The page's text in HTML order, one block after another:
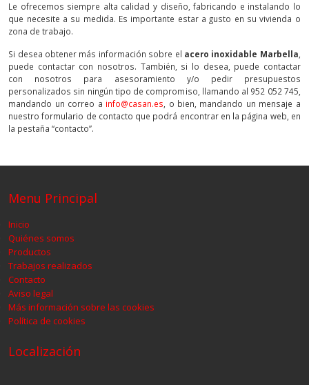
Le ofrecemos siempre alta calidad y diseño, fabricando e instalando lo
que necesite a su medida. Es importante estar a gusto en su vivienda o
zona de trabajo.
Si desea obtener más información sobre el acero inoxidable Marbella
puede contactar con nosotros. También, si lo desea, puede contactar
con nosotros para asesoramiento y/o pedir presupuestos
personalizados sin ningún tipo de compromiso, llamando al 952 052 745,
mandando un correo a info@casan.es , o bien, mandando un mensaje a
nuestro formulario de contacto que podrá encontrar en la página web, en
la pestaña “contacto”.
Menu Principal
Inicio
Quiénes somos
Productos
Trabajos realizados
Contacto
Aviso legal
Más información sobre las cookies
Política de cookies
Localización